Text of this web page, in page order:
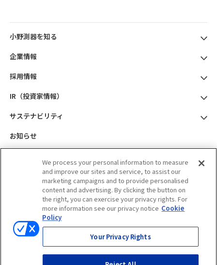
神奈川県横浜市西区みなとみらい三丁
目3番3号
横浜コネクトスクエア 12階
小野測器を知る
企業情報
採用情報
IR（投資家情報）
サステナビリティ
お知らせ
We process your personal information to measure
and improve our sites and service, to assist our
marketing campaigns and to provide personalised
content and advertising. By clicking the button on
the right, you can exercise your privacy rights. For
more information see our privacy notice Cookie
Policy
Your Privacy Rights